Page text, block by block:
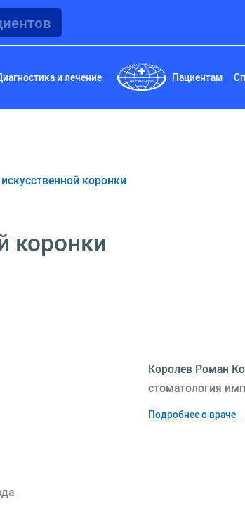
и лечение Пациентам
коронки
коронки
Королев Роман
стоматология
Подробнее о враче